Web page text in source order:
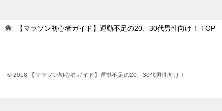
【マラソン初心者ガイド】運動不足の20、30代男性向け！ TOP
© 2018 【マラソン初心者ガイド】運動不足の20、30代男性向け！